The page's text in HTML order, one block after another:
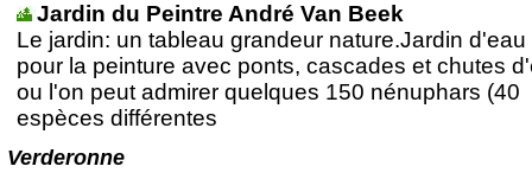
Jardin du Peintre André Van Beek
Le jardin: un tableau grandeur nature.Jardin d'eau
pour la peinture avec ponts, cascades et chutes
ou l'on peut admirer quelques 150 nénuphars (40
espèces différentes
Verderonne